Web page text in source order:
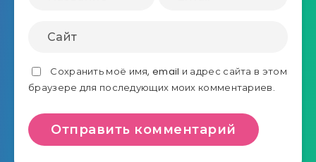
Сохранить моё имя, email и адрес сайта в этом
браузере для последующих моих комментариев.